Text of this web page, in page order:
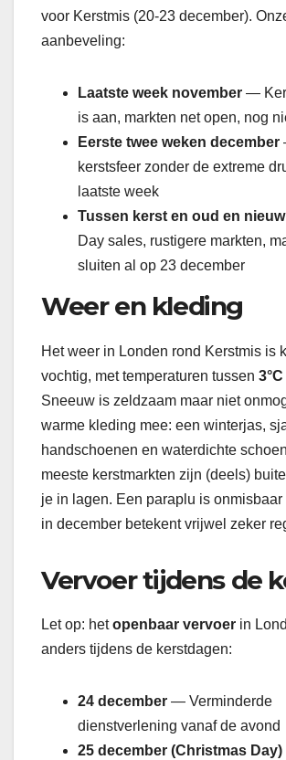
voor Kerstmis (20-23 december).
aanbeveling:
Laatste week november —
is aan, markten net open, nog
Eerste twee weken december
kerstsfeer zonder de extreme
laatste week
Tussen kerst en oud en nieuw
Day sales, rustigere markten,
sluiten al op 23 december
Weer en kleding
Het weer in Londen rond Kerstmis is
vochtig, met temperaturen tussen
Sneeuw is zeldzaam maar niet
warme kleding mee: een winterjas,
handschoenen en waterdichte
meeste kerstmarkten zijn (deels)
je in lagen. Een paraplu is
in december betekent vrijwel zeker
Vervoer tijdens de
Let op: hetopenbaar vervoer in
anders tijdens de kerstdagen:
24 december — Verminderde
dienstverlening vanaf de avond
25 december (Christmas Day)